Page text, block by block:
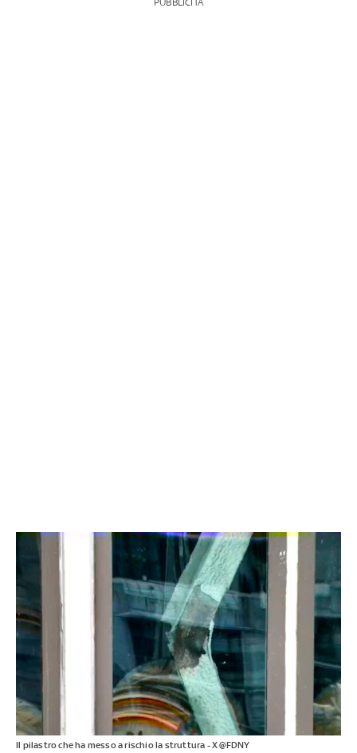
PUBBLICITÀ
Il pilastro che ha messo a rischio la struttura - X @FDNY